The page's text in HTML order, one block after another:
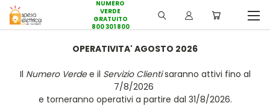
NUMERO
VERDE
GRATUITO
800 301 800
OPERATIVITA' AGOSTO 2026
Il Numero Verdee il Servizio Clientisaranno attivi fino al
7/8/2026
e torneranno operativi a partire dal 31/8/2026.